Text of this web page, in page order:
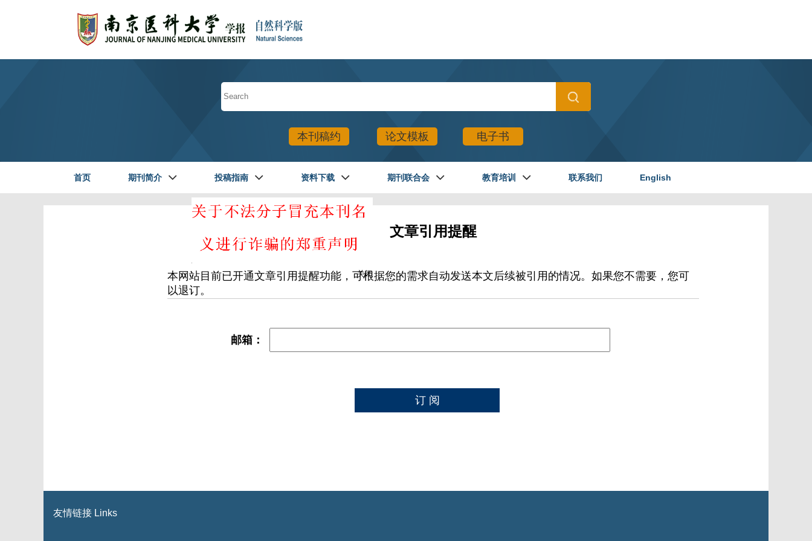
本刊稿约 论文模板 电子书
首页 期刊简介 投稿指南 资料下载 期刊联合会 教育培训 联系我们 English
文章引用提醒
本网站目前已开通文章引用提醒功能，可根据您的需求自动发送本文后续被引用的情况。如果您不需要，您可
以退订。
邮箱：
友情链接 Links
关闭